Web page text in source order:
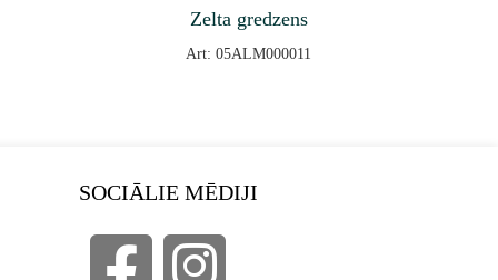
Zelta gredzens
Art: 05ALM000011
SOCIĀLIE MĒDIJI